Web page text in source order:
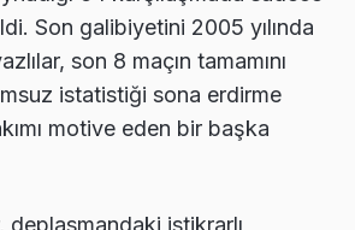
Son galibiyetini 2005 yılında
son 8 maçın tamamını
istatistiği sona erdirme
motive eden bir başka
deplasmandaki istikrarlı